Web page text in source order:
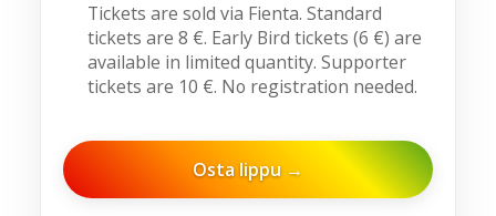
Tickets are sold via Fienta. Standard
tickets are 8 €. Early Bird tickets (6 €) are
available in limited quantity. Supporter
tickets are 10 €. No registration needed.
Osta lippu →